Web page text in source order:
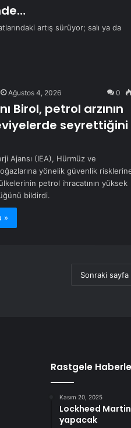
artış sürüyor; salı ya da
Ağustos 4, 2026 0
Birol, petrol arzının
seyrettiğini
Ajansı (IEA), Hürmüz ve
yönelik güvenlik
petrol ihracatının yüksek
bildirdi.
»
Sonraki sayfa
Rastgele
Kasım 20, 2025
Lockheed
yapacak